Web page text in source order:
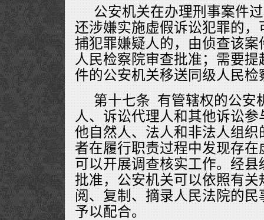
公安机关在办理刑事案件
还涉嫌实施虚假诉讼犯罪的
捕犯罪嫌疑人的，由侦查该
人民检察院审查批准；需要
件的公安机关移送同级人民检
第十七条 有管辖权的公安
人、诉讼代理人和其他诉讼
他自然人、法人和非法人组
者在履行职责过程中发现存
可以开展调查核实工作。经
批准，公安机关可以依照有
阅、复制、摘录人民法院的
予以配合。